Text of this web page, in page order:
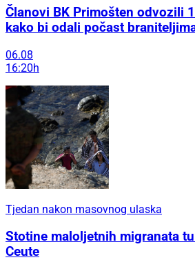
Članovi BK Primošten odvozili
kako bi odali počast
06.08
16:20h
Tjedan nakon masovnog ulaska
Stotine maloljetnih migranata
Ceute